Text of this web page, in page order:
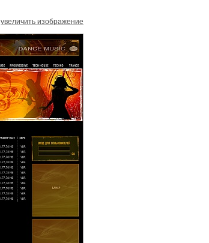
увеличить изображение